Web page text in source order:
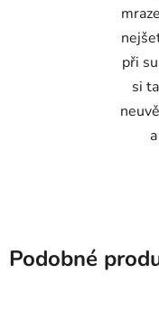
při
si
Podobné